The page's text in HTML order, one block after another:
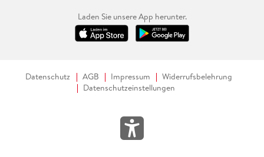
Laden Sie unsere App herunter.
Datenschutz AGB Impressum
Widerrufsbelehrung
Datenschutzeinstellungen